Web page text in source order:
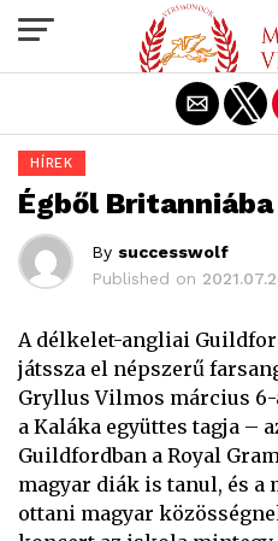
HÍREK
Égből
By successwolf
Published on
A délkelet-angliai
játssza el népszerű
Gryllus Vilmos március
a Kaláka együttes tagja –
Guildfordban a Royal
magyar diák is tanul, és a
ottani magyar
Exit